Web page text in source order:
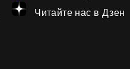
Читайте нас в Дзен